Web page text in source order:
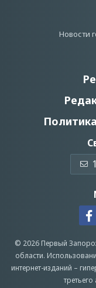
Новости
© 2026 Первый
области.
интернет-изданий –